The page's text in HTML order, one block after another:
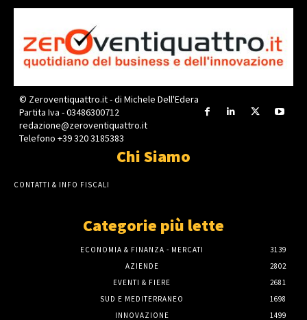
© Zeroventiquattro.it - di Michele Dell'Edera
Partita Iva - 03486300712
redazione@zeroventiquattro.it
Telefono +39 320 3185383
Chi Siamo
CONTATTI & INFO FISCALI
Categorie più lette
ECONOMIA & FINANZA - MERCATI
3139
AZIENDE
2802
EVENTI & FIERE
2681
SUD E MEDITERRANEO
1698
INNOVAZIONE
1499